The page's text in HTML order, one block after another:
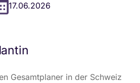
17.06.2026
Gesamtplaner in der Schweiz